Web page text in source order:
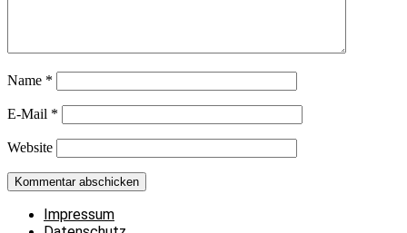
Name *
E-Mail *
Website
Impressum